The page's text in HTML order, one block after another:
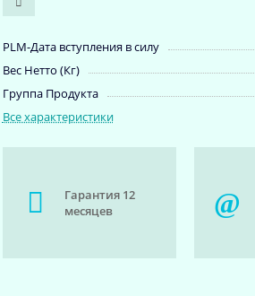
PLM-Дата вступления в силу
Вес Нетто (Кг)
Группа Продукта
Все характеристики
Гарантия 12
месяцев